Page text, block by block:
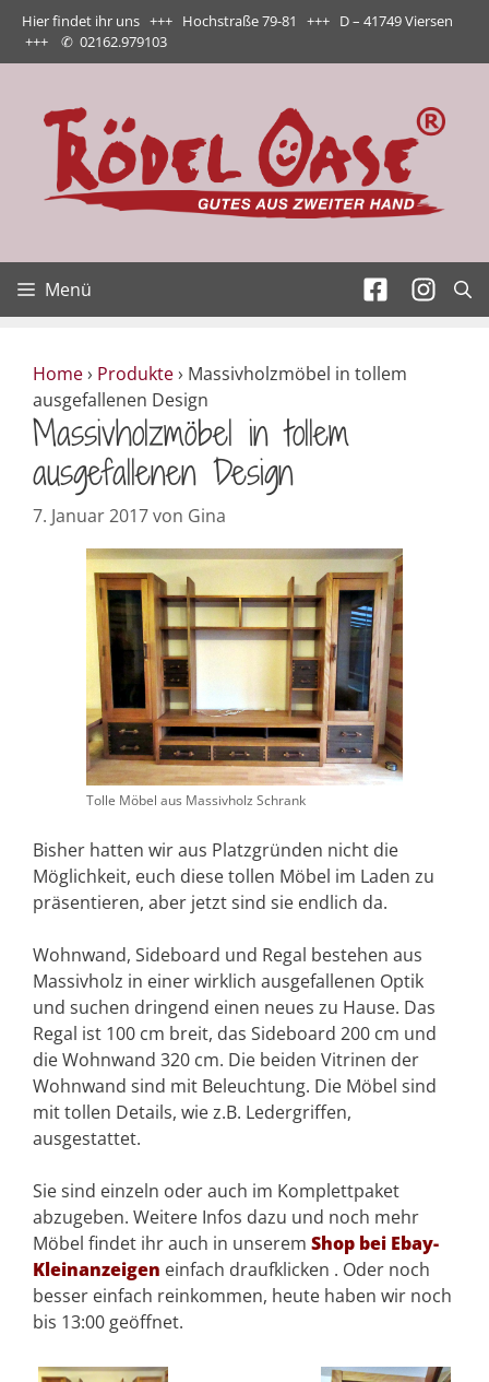
Zum
Inhalt
springen
Hier findet ihr uns +++ Hochstraße 79-81 +++ D – 41749 Viersen
+++ ✆ 02162.979103
Menü
Home› Produkte› Massivholzmöbel in tollem
ausgefallenen Design
Massivholzmöbel in tollem
ausgefallenen Design
7. Januar 2017von Gina
Tolle Möbel aus Massivholz Schrank
Bisher hatten wir aus Platzgründen nicht die
Möglichkeit, euch diese tollen Möbel im Laden zu
präsentieren, aber jetzt sind sie endlich da.
Wohnwand, Sideboard und Regal bestehen aus
Massivholz in einer wirklich ausgefallenen Optik
und suchen dringend einen neues zu Hause. Das
Regal ist 100 cm breit, das Sideboard 200 cm und
die Wohnwand 320 cm. Die beiden Vitrinen der
Wohnwand sind mit Beleuchtung. Die Möbel sind
mit tollen Details, wie z.B. Ledergriffen,
ausgestattet.
Sie sind einzeln oder auch im Komplettpaket
abzugeben. Weitere Infos dazu und noch mehr
Möbel findet ihr auch in unserem Shop bei Ebay-
Kleinanzeigen einfach draufklicken . Oder noch
besser einfach reinkommen, heute haben wir noch
bis 13:00 geöffnet.